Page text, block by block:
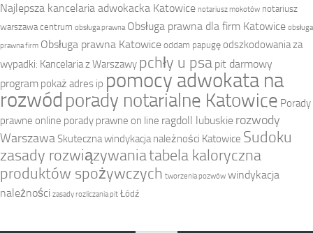
Najlepsza kancelaria adwokacka Katowice notariusz mokotów notariusz
warszawa centrum obsługa prawna Obsługa prawna dla firm Katowice obsługa
prawna firm Obsługa prawna Katowice oddam papugę odszkodowania za
wypadki: Kancelaria z Warszawy pchły u psa pit darmowy
program pokaż adres ip pomocy adwokata na
rozwód porady notarialne Katowice Porady
prawne online porady prawne on line ragdoll lubuskie rozwody
Warszawa Skuteczna windykacja należności Katowice Sudoku
zasady rozwiązywaniatabela kaloryczna
produktów spożywczych tworzenia pozwów windykacja
należności zasady rozliczania pit Łódź